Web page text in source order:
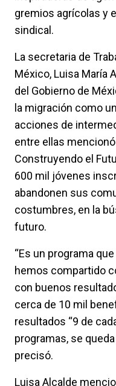
gremios agrícolas y
sindical.
La secretaria de
México, Luisa María
del Gobierno de
la migración como
acciones de
entre ellas
Construyendo el
600 mil jóvenes
abandonen sus
costumbres, en la
futuro.
“Es un programa
hemos compartido
con buenos
cerca de 10 mil
resultados “9 de
programas, se
precisó.
Luisa Alcalde